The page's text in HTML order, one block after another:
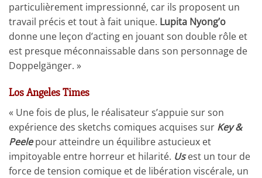
particulièrement impressionné, car ils proposent un
travail précis et tout à fait unique. Lupita Nyong’o
donne une leçon d’acting en jouant son double rôle et
est presque méconnaissable dans son personnage de
Doppelgänger. »
Los Angeles Times
« Une fois de plus, le réalisateur s’appuie sur son
expérience des sketchs comiques acquises sur Key &
Peelepour atteindre un équilibre astucieux et
impitoyable entre horreur et hilarité. Usest un tour de
force de tension comique et de libération viscérale, un